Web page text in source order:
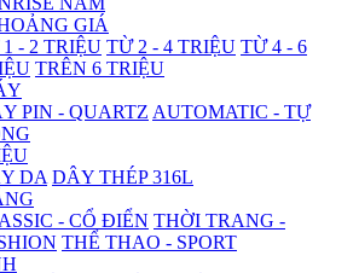
GIÁ
- 2 TRIỆU TỪ 2 - 4 TRIỆU TỪ 4 - 6
TRÊN 6 TRIỆU
PIN - QUARTZ AUTOMATIC - TỰ
DA DÂY THÉP 316L
- CỔ ĐIỂN THỜI TRANG -
THỂ THAO - SPORT